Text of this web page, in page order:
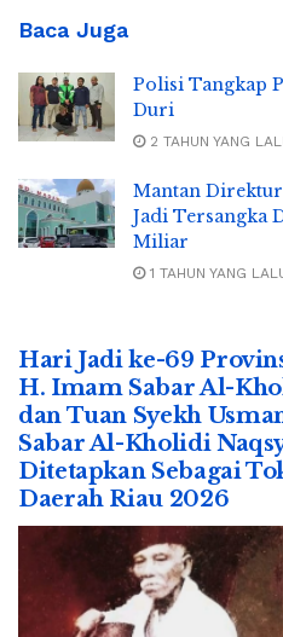
Baca Juga
Polisi Tangkap
Duri
2 TAHUN YANG
Mantan Direktur
Jadi Tersangka
Miliar
1 TAHUN YANG
Hari Jadi ke-69
H. Imam Sabar Al-
dan Tuan Syekh
Sabar Al-Kholidi
Ditetapkan Sebagai
Daerah Riau 2026